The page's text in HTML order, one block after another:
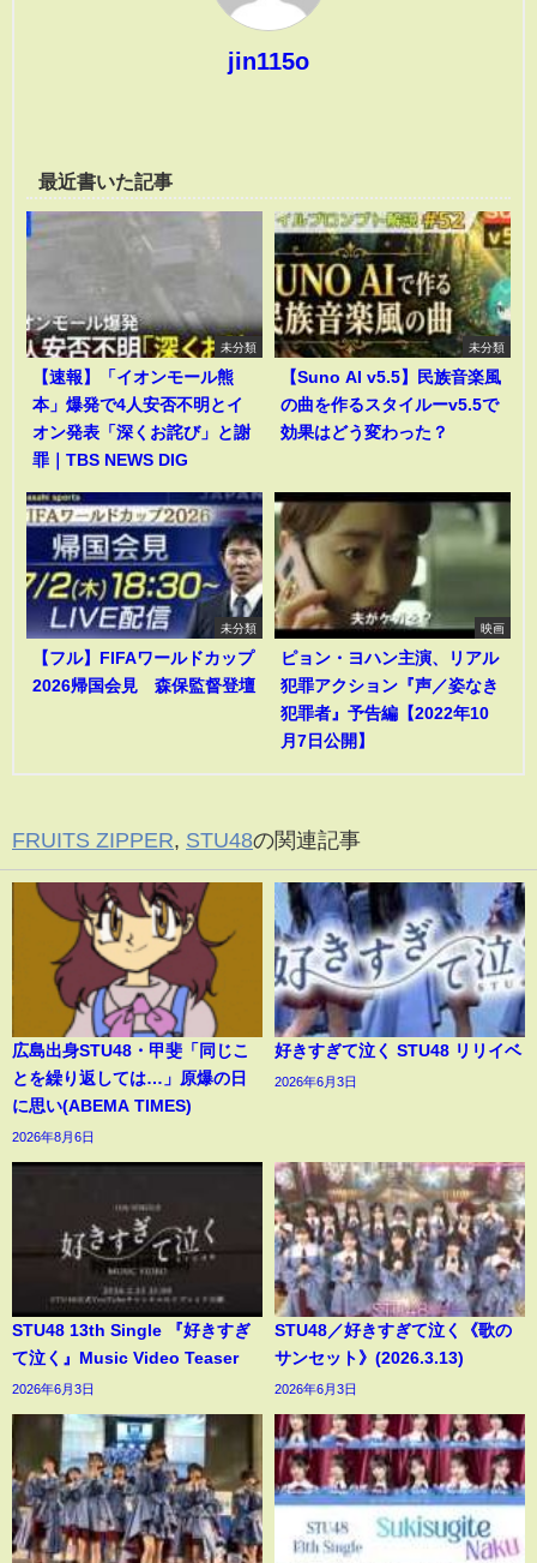
jin115o
最近書いた記事
未分類
【速報】「イオンモール熊
本」爆発で4人安否不明とイ
オン発表「深くお詫び」と謝
罪｜TBS NEWS DIG
未分類
【Suno AI v5.5】民族音楽風
の曲を作るスタイルーv5.5で
効果はどう変わった？
未分類
【フル】FIFAワールドカップ
2026帰国会見 森保監督登壇
映画
ピョン・ヨハン主演、リアル
犯罪アクション『声／姿なき
犯罪者』予告編【2022年10
月7日公開】
FRUITS ZIPPER, STU48の関連記事
広島出身STU48・甲斐「同じこ
とを繰り返しては…」原爆の日
に思い(ABEMA TIMES)
2026年8月6日
好きすぎて泣く STU48 リリイベ
2026年6月3日
STU48 13th Single 『好きすぎ
て泣く』Music Video Teaser
2026年6月3日
STU48／好きすぎて泣く《歌の
サンセット》(2026.3.13)
2026年6月3日